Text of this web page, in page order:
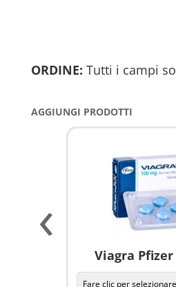
ORDINE: Tutti i campi
AGGIUNGI PRODOTTI
Viagra
‹